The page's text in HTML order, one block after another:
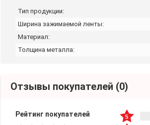
Тип продукции:
Ширина зажимаемой ленты:
Материал:
Толщина металла:
Отзывы покупателей (0)
Рейтинг покупателей